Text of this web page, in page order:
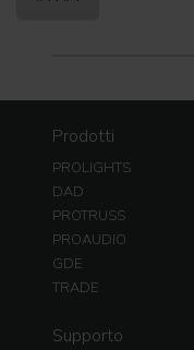
Prodotti
PROLIGHTS
DAD
PROTRUSS
PROAUDIO
GDE
TRADE
Supporto